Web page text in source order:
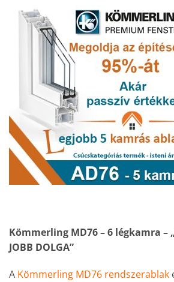
Kömmerling MD76 – 6 légkamra –
JOBB DOLGA”
A Kömmerling MD76 rendszerablak